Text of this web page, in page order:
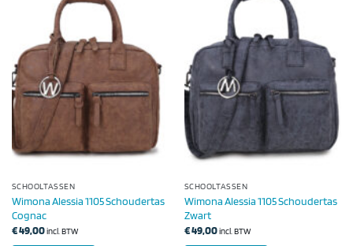
SCHOOLTASSEN
Wimona Alessia 1105 Schoudertas
Cognac
€49,00incl. BTW
SCHOOLTASSEN
Wimona Alessia 1105 Schoudertas
Zwart
€49,00incl. BTW